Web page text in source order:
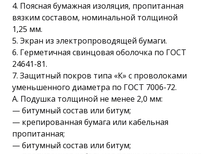
4. Поясная бумажная изоляция, пропитанная
вязким составом, номинальной толщиной
1,25 мм.
5. Экран из электропроводящей бумаги.
6. Герметичная свинцовая оболочка по ГОСТ
24641-81.
7. Защитный покров типа «К» с проволоками
уменьшенного диаметра по ГОСТ 7006-72.
А. Подушка толщиной не менее 2,0 мм:
— битумный состав или битум;
— крепированная бумага или кабельная
пропитанная;
— битумный состав или битум;